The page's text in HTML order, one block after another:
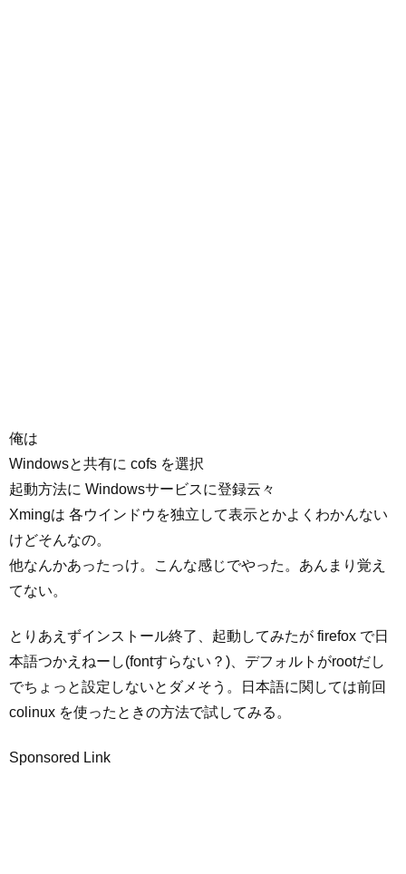
俺は
Windowsと共有に cofs を選択
起動方法に Windowsサービスに登録云々
Xmingは 各ウインドウを独立して表示とかよくわかんない
けどそんなの。
他なんかあったっけ。こんな感じでやった。あんまり覚え
てない。
とりあえずインストール終了、起動してみたが firefox で日
本語つかえねーし(fontすらない？)、デフォルトがrootだし
でちょっと設定しないとダメそう。日本語に関しては前回
colinux を使ったときの方法で試してみる。
Sponsored Link